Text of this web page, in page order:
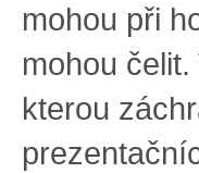
mohou při
mohou
kterou